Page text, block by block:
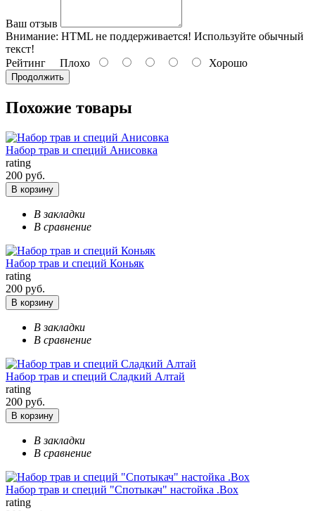
Ваш отзыв
Внимание: HTML не поддерживается! Используйте обычный
текст!
Рейтинг Плохо Хорошо
Продолжить
Похожие товары
Набор трав и специй Анисовка
rating
200 руб.
В корзину
В закладки
В сравнение
Набор трав и специй Коньяк
rating
200 руб.
В корзину
В закладки
В сравнение
Набор трав и специй Сладкий Алтай
rating
200 руб.
В корзину
В закладки
В сравнение
Набор трав и специй "Спотыкач" настойка .Box
rating